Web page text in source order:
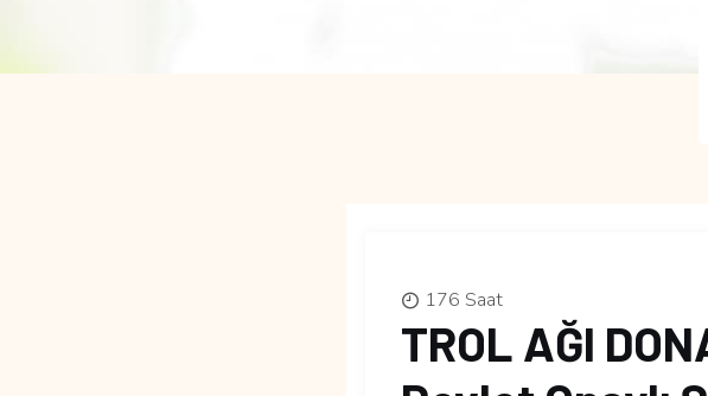
176 Saat
TROL AĞI